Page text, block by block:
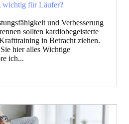
wichtig für Läufer?
und Verbesserung
sollten kardiobegeisterte
in Betracht ziehen.
hier alles Wichtige
ich...